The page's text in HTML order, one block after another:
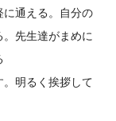
に通える。自分の
先生達がまめに
明るく挨拶して